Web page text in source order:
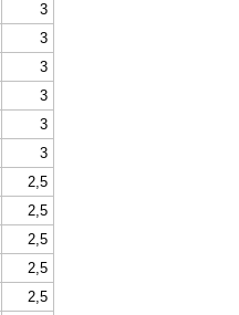
3
3
3
3
3
3
2,5
2,5
2,5
2,5
2,5